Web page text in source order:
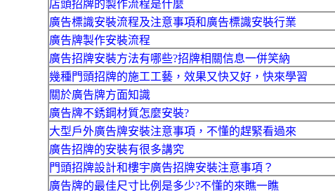
店頭招牌的製作流程是什麼
廣告標識安裝流程及注意事項和廣告標識安裝行業
廣告牌製作安裝流程
廣告招牌安裝方法有哪些?招牌相關信息一併笑納
幾種門頭招牌的施工工藝，效果又快又好，快來學習
關於廣告牌方面知識
廣告牌不銹鋼材質怎麼安裝?
大型戶外廣告牌安裝注意事項，不懂的趕緊看過來
廣告招牌的安裝有很多講究
門頭招牌設計和樓宇廣告招牌安裝注意事項？
廣告牌的最佳尺寸比例是多少?不懂的來瞧一瞧